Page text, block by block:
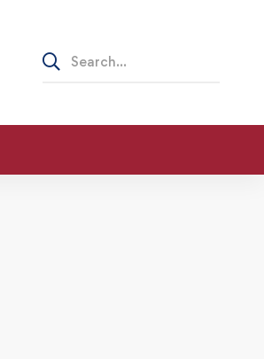
Search